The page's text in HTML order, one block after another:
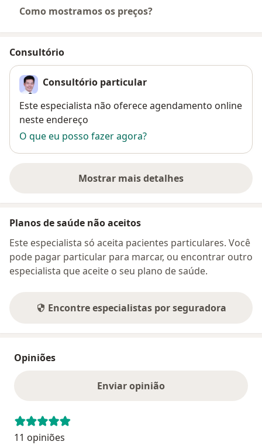
Como mostramos os preços?
Consultório
Consultório particular
Disponibilidade
Este especialista não oferece agendamento online
neste endereço
O que eu posso fazer agora?
Mostrar mais detalhes
sobre o endereço
Planos de saúde não aceitos
Este especialista só aceita pacientes particulares. Você
pode pagar particular para marcar, ou encontrar outro
especialista que aceite o seu plano de saúde.
Encontre especialistas por seguradora
Opiniões
Enviar opinião
11 opiniões